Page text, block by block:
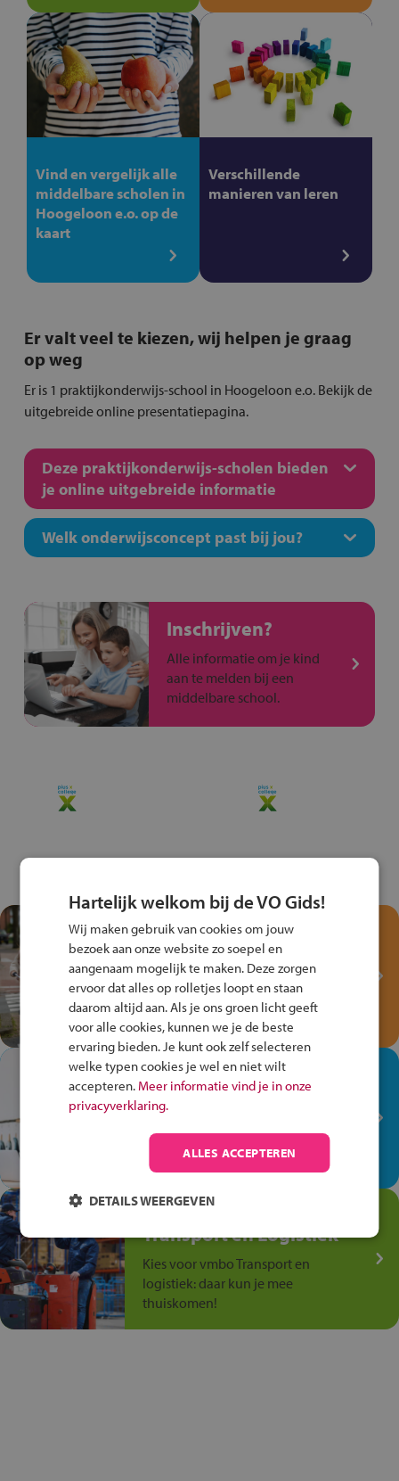
Vind en vergelijk alle
middelbare scholen in
Hoogeloon e.o. op de
kaart
Verschillende
manieren van leren
Er valt veel te kiezen, wij helpen je graag
op weg
Er is 1 praktijkonderwijs-school in Hoogeloon e.o. Bekijk de
uitgebreide online presentatiepagina.
Deze praktijkonderwijs-scholen bieden
je online uitgebreide informatie
Welk onderwijsconcept past bij jou?
Inschrijven?
Alle informatie om je kind
aan te melden bij een
middelbare school.
Test je kennis met het
Fiets Veilig
Verkeersspel!
Speel het Fiets Veilig Verkeersspel
en win een Cortina-fiets!
In de winkel ben je op je
plek!
op de winkelvloer, waar elke dag
anders is!
Jouw talent in de
Transport en Logistiek
Kies voor vmbo Transport en
logistiek: daar kun je mee
thuiskomen!
Hartelijk welkom bij de VO Gids!
Wij maken gebruik van cookies om jouw
bezoek aan onze website zo soepel en
aangenaam mogelijk te maken. Deze zorgen
ervoor dat alles op rolletjes loopt en staan
daarom altijd aan. Als je ons groen licht geeft
voor alle cookies, kunnen we je de beste
ervaring bieden. Je kunt ook zelf selecteren
welke typen cookies je wel en niet wilt
accepteren. Meer informatie vind je in onze
privacyverklaring.
ALLES ACCEPTEREN
DETAILS WEERGEVEN